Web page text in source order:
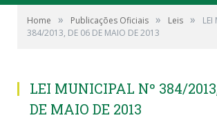
Home » Publicações Oficiais » Leis »
LEI
384/2013, DE 06 DE MAIO DE 2013
LEI MUNICIPAL Nº 384/
DE MAIO DE 2013